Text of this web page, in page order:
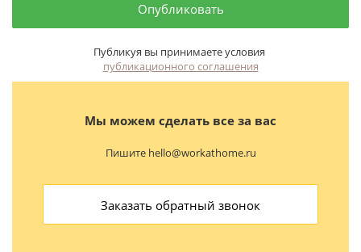
Опубликовать
Публикуя вы принимаете условия
публикационного соглашения
Мы можем сделать все за вас
Пишите hello@workathome.ru
Заказать обратный звонок